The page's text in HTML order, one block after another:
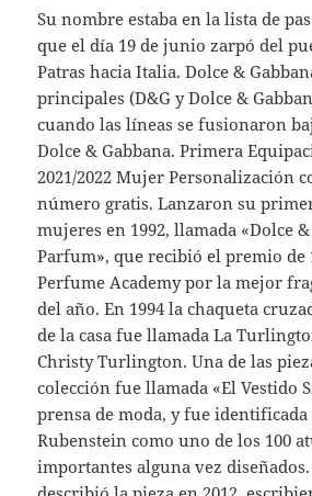
Su nombre estaba en la lista de
que el día 19 de junio zarpó del
Patras hacia Italia. Dolce &
principales (D&G y Dolce &
cuando las líneas se fusionaron
Dolce & Gabbana. Primera
2021/2022 Mujer Personalización
número gratis. Lanzaron su
mujeres en 1992, llamada «Dolce
Parfum», que recibió el premio de
Perfume Academy por la mejor
del año. En 1994 la chaqueta
de la casa fue llamada La
Christy Turlington. Una de las
colección fue llamada «El Vestido
prensa de moda, y fue
Rubenstein como uno de los 100
importantes alguna vez